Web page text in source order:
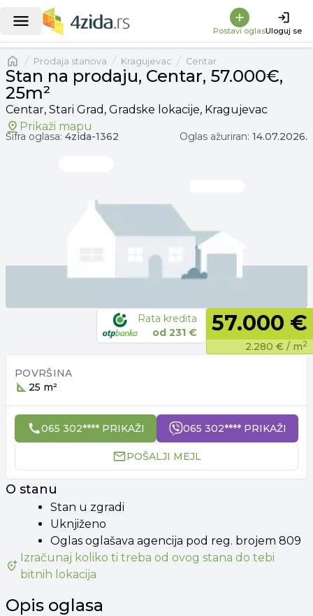
Postavi oglasUloguj se
|
Naslovnaprodaja stanova Kragujevac Centar
Stan na prodaju, Centar, 57.000€,
25m²
Centar, Stari Grad, Gradske lokacije, Kragujevac
Prikaži mapu
Šifra oglasa: 4zida-1362 Oglas ažuriran: 14.07.2026.
Rata kredita
od 231 € 57.000 €
2.280 € / m2
POVRŠINA
25 m²
065 302**** PRIKAŽI 065 302**** PRIKAŽI
POŠALJI MEJL
O stanu
Stan u zgradi
Uknjiženo
Oglas oglašava agencija pod reg. brojem 809
Izračunaj koliko ti treba odovog stana do tebi
bitnih lokacija
Opis oglasa